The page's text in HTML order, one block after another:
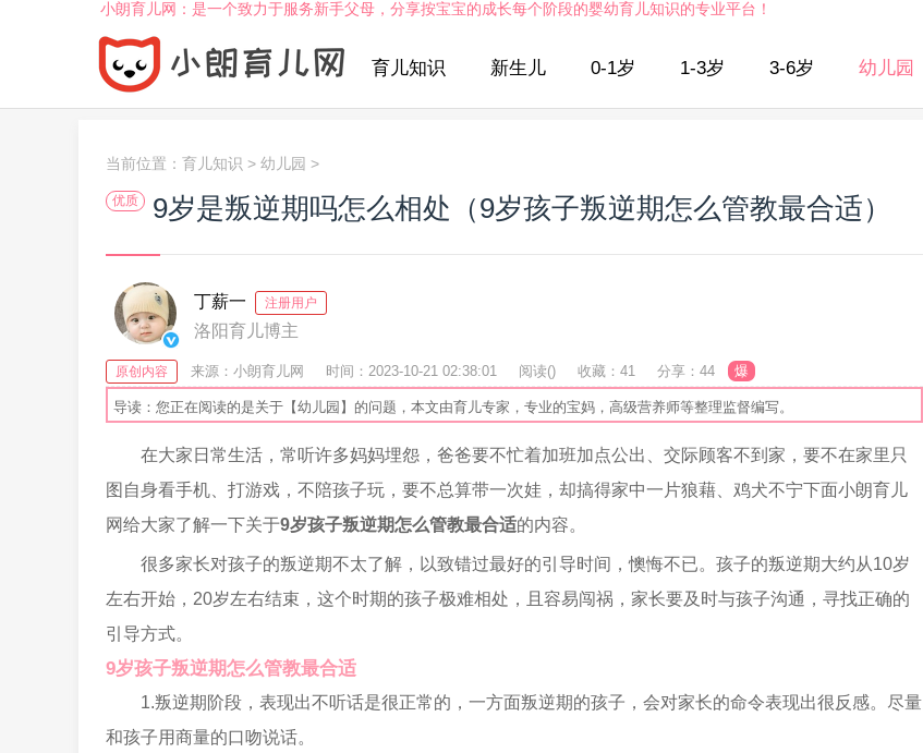
小朗育儿网：是一个致力于服务新手父母，分享按宝宝的成长每个阶段的婴幼育儿知识的专业平台！
育儿知识 新生儿 0-1岁 1-3岁 3-6岁 幼儿园
当前位置： 育儿知识 > 幼儿园 >
优质 9岁是叛逆期吗怎么相处（9岁孩子叛逆期怎么管教最合适）
丁薪一 注册用户
洛阳育儿博主
原创内容 来源：小朗育儿网 时间：2023-10-21 02:38:01 阅读() 收藏：41 分享：44 爆
导读：您正在阅读的是关于【幼儿园】的问题，本文由育儿专家，专业的宝妈，高级营养师等整理监督编写。
在大家日常生活，常听许多妈妈埋怨，爸爸要不忙着加班加点公出、交际顾客不到家，要不在家里只
图自身看手机、打游戏，不陪孩子玩，要不总算带一次娃，却搞得家中一片狼藉、鸡犬不宁下面小朗育儿
网给大家了解一下关于9岁孩子叛逆期怎么管教最合适的内容。
很多家长对孩子的叛逆期不太了解，以致错过最好的引导时间，懊悔不已。孩子的叛逆期大约从10岁
左右开始，20岁左右结束，这个时期的孩子极难相处，且容易闯祸，家长要及时与孩子沟通，寻找正确的
引导方式。
9岁孩子叛逆期怎么管教最合适
1.叛逆期阶段，表现出不听话是很正常的，一方面叛逆期的孩子，会对家长的命令表现出很反感。尽量
和孩子用商量的口吻说话。